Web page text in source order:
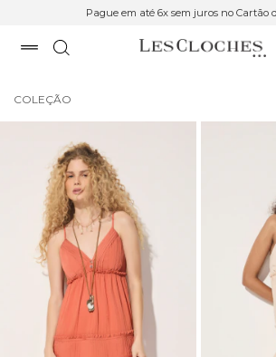
Pague em até 6x sem juros no Cartão
COLEÇÃO